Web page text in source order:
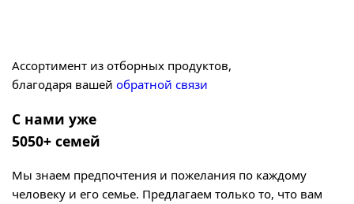
Ассортимент из отборных продуктов,
благодаря вашей обратной связи
С нами уже
5050+ семей
Мы знаем предпочтения и пожелания по каждому
человеку и его семье. Предлагаем только то, что вам